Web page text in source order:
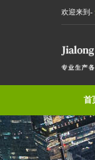
欢迎来到-
首